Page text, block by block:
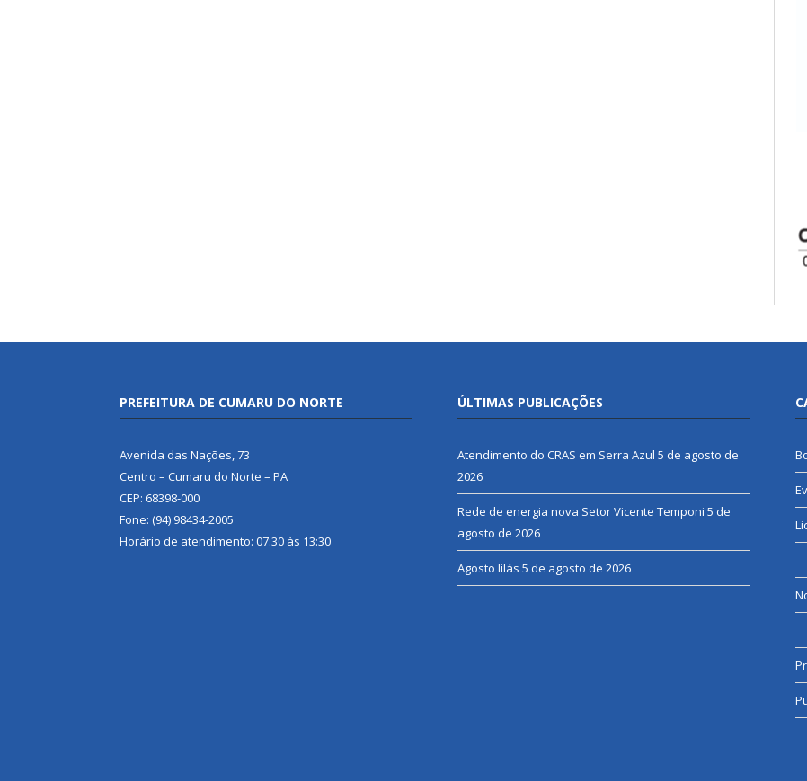
PREFEITURA DE CUMARU DO NORTE
Avenida das Nações, 73
Centro – Cumaru do Norte – PA
CEP: 68398-000
Fone: (94) 98434-2005
Horário de atendimento: 07:30 às 13:30
ÚLTIMAS PUBLICAÇÕES
Atendimento do CRAS em Serra Azul 5 de agosto de
2026
Rede de energia nova Setor Vicente Temponi 5 de
agosto de 2026
Agosto lilás 5 de agosto de 2026